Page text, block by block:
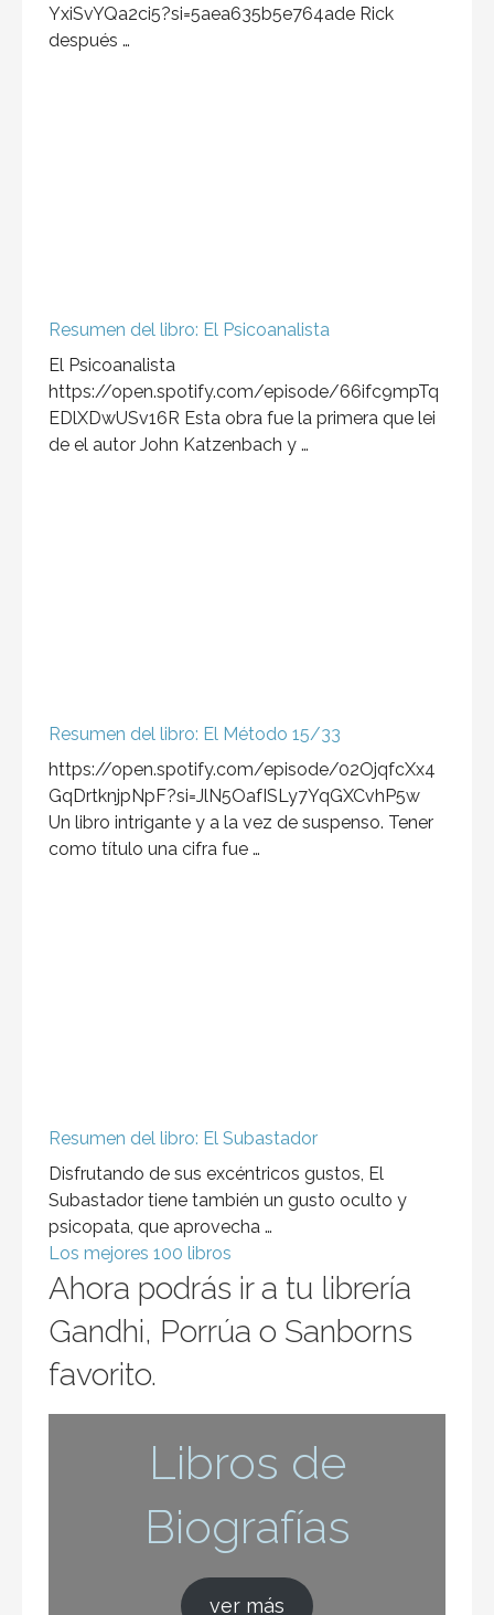
YxiSvYQa2ci5?si=5aea635b5e764ade Rick
después …
Resumen del libro: El Psicoanalista
El Psicoanalista
https://open.spotify.com/episode/66ifc9mpTq
EDlXDwUSv16R Esta obra fue la primera que lei
de el autor John Katzenbach y …
Resumen del libro: El Método 15/33
https://open.spotify.com/episode/02OjqfcXx4
GqDrtknjpNpF?si=JlN5OafISLy7YqGXCvhP5w
Un libro intrigante y a la vez de suspenso. Tener
como título una cifra fue …
Resumen del libro: El Subastador
Disfrutando de sus excéntricos gustos, El
Subastador tiene también un gusto oculto y
psicopata, que aprovecha …
Los mejores 100 libros
Ahora podrás ir a tu librería
Gandhi, Porrúa o Sanborns
favorito.
Libros de
Biografías
ver más